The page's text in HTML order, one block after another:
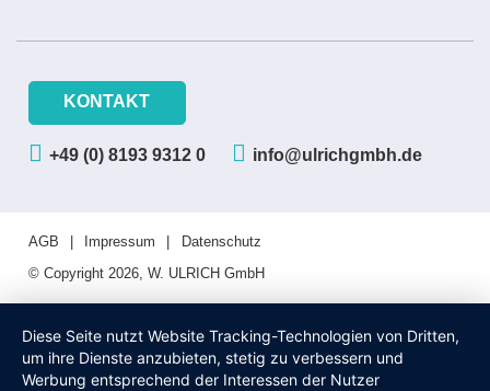
KONTAKT
+49 (0) 8193 9312 0 info@ulrichgmbh.de
AGB Impressum
Datenschutz
© Copyright 2026, W. ULRICH GmbH
Diese Seite nutzt Website Tracking-Technologien von Dritten,
um ihre Dienste anzubieten, stetig zu verbessern und
Werbung entsprechend der Interessen der Nutzer